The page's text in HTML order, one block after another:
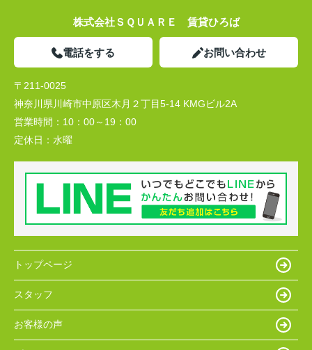
株式会社ＳＱＵＡＲＥ 賃貸ひろば
電話をする お問い合わせ
〒211-0025
神奈川県川崎市中原区木月２丁目5-14 KMGビル2A
営業時間： 10：00～19：00
定休日： 水曜
トップページ
スタッフ
お客様の声